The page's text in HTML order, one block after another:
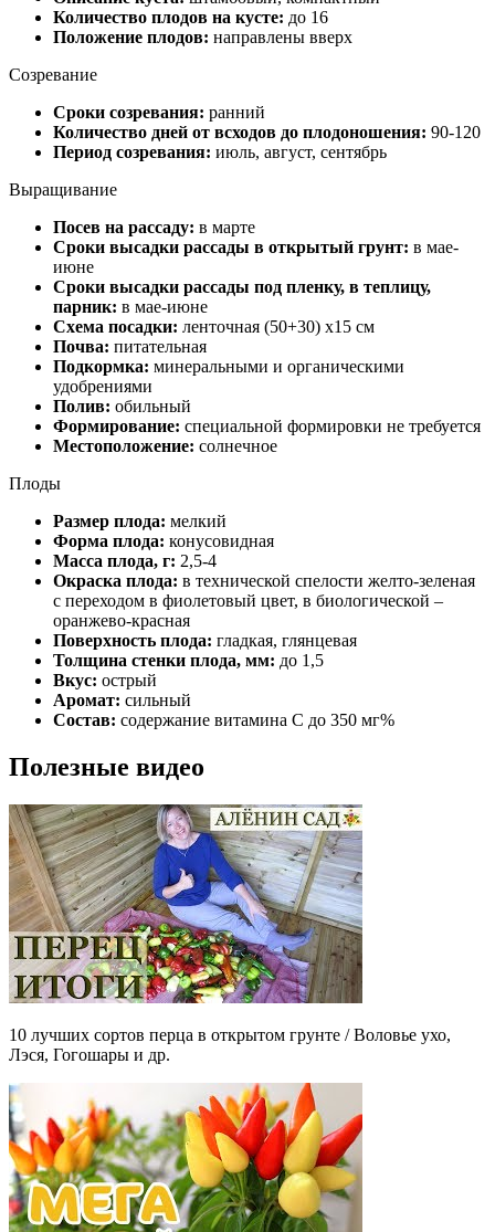
Количество плодов на кусте: до 16
Положение плодов: направлены вверх
Созревание
Сроки созревания: ранний
Количество дней от всходов до плодоношения: 90-120
Период созревания: июль, август, сентябрь
Выращивание
Посев на рассаду: в марте
Сроки высадки рассады в открытый грунт: в мае-
июне
Сроки высадки рассады под пленку, в теплицу,
парник: в мае-июне
Схема посадки: ленточная (50+30) х15 см
Почва: питательная
Подкормка: минеральными и органическими
удобрениями
Полив: обильный
Формирование: специальной формировки не требуется
Местоположение: солнечное
Плоды
Размер плода: мелкий
Форма плода: конусовидная
Масса плода, г: 2,5-4
Окраска плода: в технической спелости желто-зеленая
с переходом в фиолетовый цвет, в биологической –
оранжево-красная
Поверхность плода: гладкая, глянцевая
Толщина стенки плода, мм: до 1,5
Вкус: острый
Аромат: сильный
Состав: содержание витамина С до 350 мг%
Полезные видео
10 лучших сортов перца в открытом грунте / Воловье ухо,
Лэся, Гогошары и др.